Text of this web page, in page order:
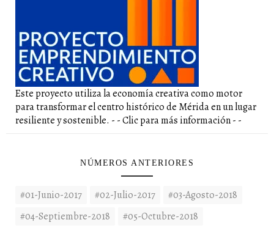
Este proyecto utiliza la economía creativa como motor
para transformar el centro histórico de Mérida en un lugar
resiliente y sostenible. - - Clic para más información - -
NÚMEROS ANTERIORES
#01-Junio-2017 #02-Julio-2017
#03-Agosto-2018
#04-Septiembre-2018
#05-Octubre-2018